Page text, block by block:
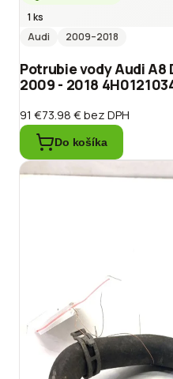
1 ks
Audi
2009–2018
Potrubie vody Audi A8
2009 - 2018
91 €73.98 €bez DPH
Do košíka